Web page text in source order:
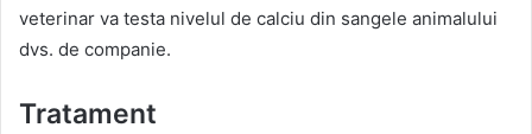
veterinar va testa nivelul de calciu din sangele animalului
dvs. de companie.
Tratament